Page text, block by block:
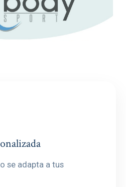
se adapta a tus